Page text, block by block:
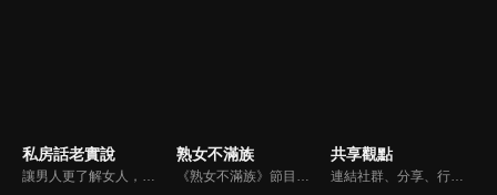
私房話老實說
讓男人更了解女人，女人更了解自己 ，揭密女性私房話，讓療癒專家教你更愛自己！由于美人和納豆攜手主持，更多你想知道的女性私密話題都在《私房話老實說》。
熟女不滿族
《熟女不滿族》節目主題均有關25-49歲的未婚女性，這些熟女們漂亮卻擔心嫁不出去，獨立卻希望有人疼，最怕寂寞，只能用工作填滿時間，她們是最矛盾最不滿足的一群人。
共享觀點
連結社群、分享、行動的特色，運用講道學的架構，談論包含基要真理、生活話題及神學裝備三大面向主題。身為第六代基督徒，從小在教會中長大的周巽正，與第一代基督徒的廖文華，背景及生活經歷都不同，在節目中以輕鬆對談的方式，貢獻出不同角度的觀點。